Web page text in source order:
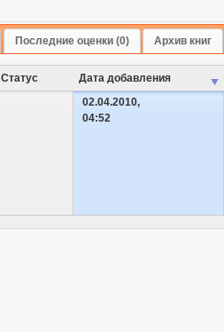
Последние оценки (0) Архив книг
Cтатус Дата добавления
02.04.2010,
04:52